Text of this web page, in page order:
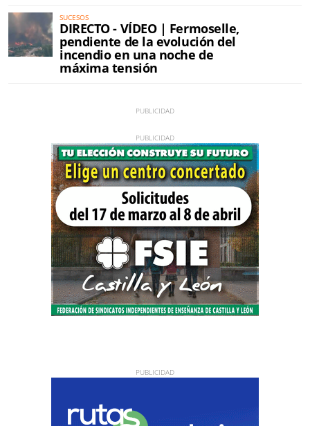
SUCESOS
DIRECTO - VÍDEO | Fermoselle,
pendiente de la evolución del
incendio en una noche de
máxima tensión